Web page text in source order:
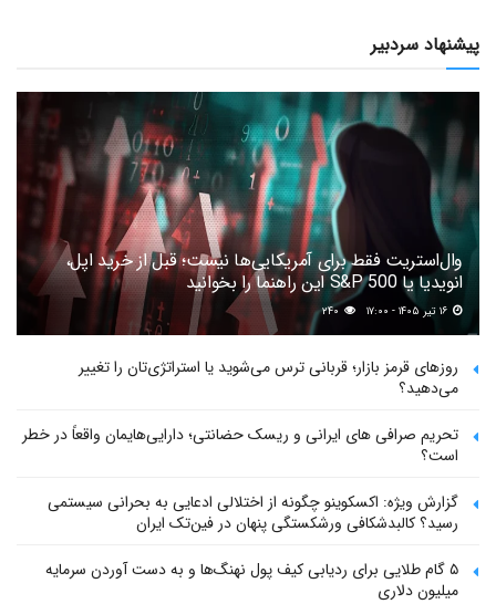
پیشنهاد سردبیر
وال‌استریت فقط برای آمریکایی‌ها نیست؛ قبل از خرید اپل،
انویدیا یا S&P 500 این راهنما را بخوانید
۲۴۰
روزهای قرمز بازار؛ قربانی ترس می‌شوید یا استراتژی‌تان را تغییر
می‌دهید؟
تحریم صرافی های ایرانی و ریسک حضانتی؛ دارایی‌هایمان واقعاً در خطر
است؟
گزارش ویژه: اکسکوینو چگونه از اختلالی ادعایی به بحرانی سیستمی
رسید؟ کالبدشکافی ورشکستگی پنهان در فین‌تک ایران
۵ گام طلایی برای ردیابی کیف پول‌ نهنگ‌ها و به دست آوردن سرمایه
میلیون دلاری